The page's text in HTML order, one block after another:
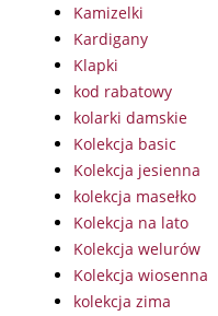
Kamizelki
Kardigany
Klapki
kod rabatowy
kolarki damskie
Kolekcja basic
Kolekcja jesienna
kolekcja masełko
Kolekcja na lato
Kolekcja welurów
Kolekcja wiosenna
kolekcja zima